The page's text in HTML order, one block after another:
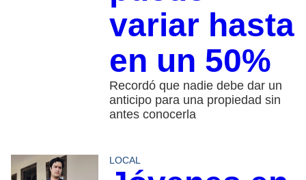
variar hasta
en un 50%
Recordó que nadie debe dar un
anticipo para una propiedad sin
antes conocerla
LOCAL